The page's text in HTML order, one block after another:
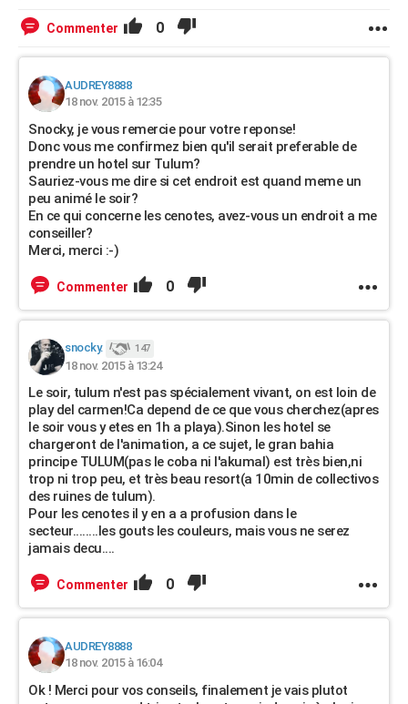
Commenter 0
AUDREY8888
18 nov. 2015 à 12:35
Snocky, je vous remercie pour votre reponse!
Donc vous me confirmez bien qu'il serait preferable de
prendre un hotel sur Tulum?
Sauriez-vous me dire si cet endroit est quand meme un
peu animé le soir?
En ce qui concerne les cenotes, avez-vous un endroit a me
conseiller?
Merci, merci :-)
Commenter 0
snocky. 147
18 nov. 2015 à 13:24
Le soir, tulum n'est pas spécialement vivant, on est loin de
play del carmen!Ca depend de ce que vous cherchez(apres
le soir vous y etes en 1h a playa).Sinon les hotel se
chargeront de l'animation, a ce sujet, le gran bahia
principe TULUM(pas le coba ni l'akumal) est très bien,ni
trop ni trop peu, et très beau resort(a 10min de collectivos
des ruines de tulum).
Pour les cenotes il y en a a profusion dans le
secteur........les gouts les couleurs, mais vous ne serez
jamais decu....
Commenter 0
AUDREY8888
18 nov. 2015 à 16:04
Ok ! Merci pour vos conseils, finalement je vais plutot